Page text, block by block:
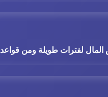
لفترات طويلة ومن قواعد